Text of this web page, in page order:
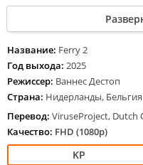
Рождества соглашается
Санта Клауса. К сожалению
дом почтенного и
племянница Джазебель ван
кавалером влипла в
гангстеру кругленькую
наркоты. Решив посильно
малую родину.
Название: Ferry 2
Год выхода: 2025
Режиссер: Ваннес Дестоп
Страна: Нидерланды, Бельгия
Перевод: ViruseProject, Dutch
Качество: FHD (1080p)